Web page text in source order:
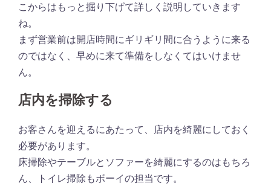
こからはもっと掘り下げて詳しく説明していきます
ね。
まず営業前は開店時間にギリギリ間に合うように来る
のではなく、早めに来て準備をしなくてはいけませ
ん。
店内を掃除する
お客さんを迎えるにあたって、店内を綺麗にしておく
必要があります。
床掃除やテーブルとソファーを綺麗にするのはもちろ
ん、トイレ掃除もボーイの担当です。